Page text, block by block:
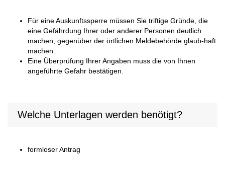
Für eine Auskunftssperre müssen Sie triftige Gründe, die
eine Gefährdung Ihrer oder anderer Personen deutlich
machen, gegenüber der örtlichen Meldebehörde glaub-haft
machen.
Eine Überprüfung Ihrer Angaben muss die von Ihnen
angeführte Gefahr bestätigen.
Welche Unterlagen werden benötigt?
formloser Antrag